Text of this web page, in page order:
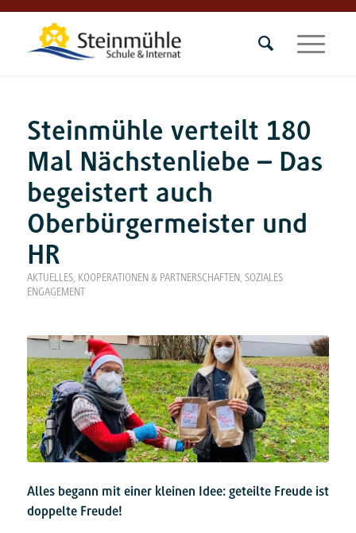
Steinmühle verteilt 180
Mal Nächstenliebe – Das
begeistert auch
Oberbürgermeister und
HR
AKTUELLES, KOOPERATIONEN & PARTNERSCHAFTEN, SOZIALES
ENGAGEMENT
Alles begann mit einer kleinen Idee: geteilte Freude ist
doppelte Freude!